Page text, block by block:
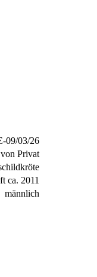
09/03/26
Privat
ca. 2011
männlich